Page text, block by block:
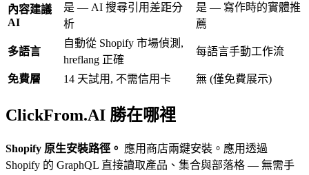
內容建議
AI
是 — AI 搜尋引用差距分
析
是 — 寫作時的實體推
薦
多語言
自動從 Shopify 市場偵測,
hreflang 正確
每語言手動工作流
免費層 14 天試用, 不需信用卡 無 (僅免費展示)
ClickFrom.AI 勝在哪裡
Shopify 原生安裝路徑。 應用商店兩鍵安裝。應用透過
Shopify 的 GraphQL 直接讀取產品、集合與部落格 — 無需手